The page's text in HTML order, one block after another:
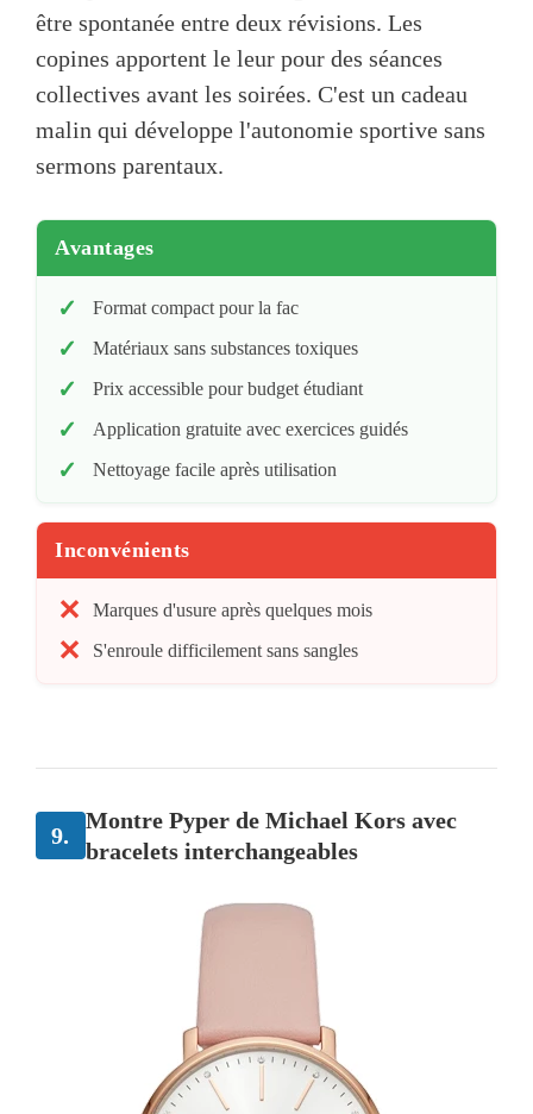
être spontanée entre deux révisions. Les
copines apportent le leur pour des séances
collectives avant les soirées. C'est un cadeau
malin qui développe l'autonomie sportive sans
sermons parentaux.
Avantages
Format compact pour la fac
Matériaux sans substances toxiques
Prix accessible pour budget étudiant
Application gratuite avec exercices guidés
Nettoyage facile après utilisation
Inconvénients
Marques d'usure après quelques mois
S'enroule difficilement sans sangles
9.
Montre Pyper de Michael Kors avec
bracelets interchangeables